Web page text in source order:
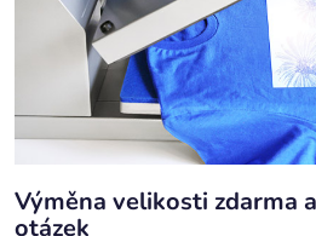
Výměna velikosti zdarma
otázek